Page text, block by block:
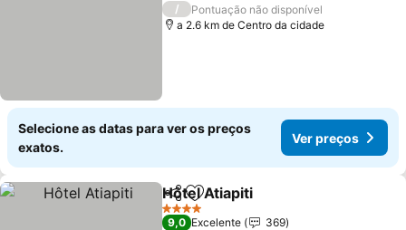
/
Pontuação não disponível
a 2.6 km de Centro da cidade
Selecione as datas para ver os preços
exatos.
Ver preços
PartilharAdicionar aos favoritos
Hôtel Atiapiti
4 Estrelas
9,0 Excelente
369